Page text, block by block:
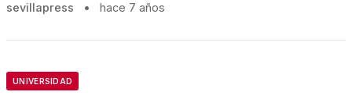
sevillapress • hace 7 años
UNIVERSIDAD